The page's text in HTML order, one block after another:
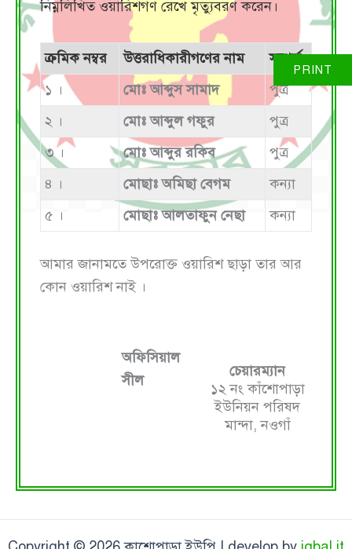
নিম্নলিখিত ওয়ারিশগণ রেখে মৃত্যুবরণ করেন।
ক্রমিক নম্বর উত্তরাধিকারীগণের নাম
সম্পর্ক
১ ।
মোঃ আব্দুস সামাদ
পুত্র
২ ।
মোঃ আব্দুল গফুর
পুত্র
৩ ।
মোঃ আব্দুর রকিব
পুত্র
৪ ।
মোছাঃ অমিছা বেগম
কন্যা
৫ ।
মোছাঃ আলতাফুন নেছা কন্যা
আমার জানামতে উপরোক্ত ওয়ারিশ ছাড়া তার আর
কোন ওয়ারিশ নাই ।
অফিসিয়াল
সীল
চেয়ারম্যান
১২ নং কাঁশোপাড়া
ইউনিয়ন পরিষদ
মান্দা, নওগাঁ